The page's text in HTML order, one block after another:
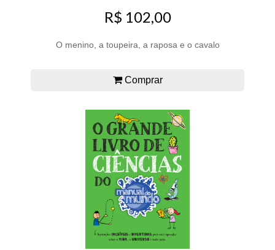
R$ 102,00
O menino, a toupeira, a raposa e o cavalo
Comprar